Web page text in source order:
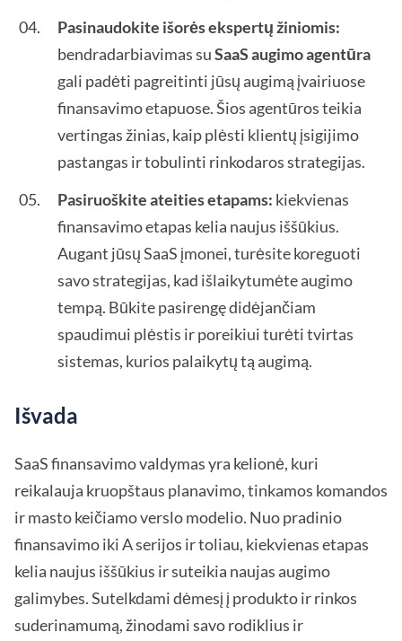
Pasinaudokite išorės ekspertų žiniomis:
bendradarbiavimas suSaaS augimo agentūra
gali padėti pagreitinti jūsų augimą įvairiuose
finansavimo etapuose. Šios agentūros teikia
vertingas žinias, kaip plėsti klientų įsigijimo
pastangas ir tobulinti rinkodaros strategijas.
Pasiruoškite ateities etapams: kiekvienas
finansavimo etapas kelia naujus iššūkius.
Augant jūsų SaaS įmonei, turėsite koreguoti
savo strategijas, kad išlaikytumėte augimo
tempą. Būkite pasirengę didėjančiam
spaudimui plėstis ir poreikiui turėti tvirtas
sistemas, kurios palaikytų tą augimą.
Išvada
SaaS finansavimo valdymas yra kelionė, kuri
reikalauja kruopštaus planavimo, tinkamos komandos
ir masto keičiamo verslo modelio. Nuo pradinio
finansavimo iki A serijos ir toliau, kiekvienas etapas
kelia naujus iššūkius ir suteikia naujas augimo
galimybes. Sutelkdami dėmesį į produkto ir rinkos
suderinamumą, žinodami savo rodiklius ir